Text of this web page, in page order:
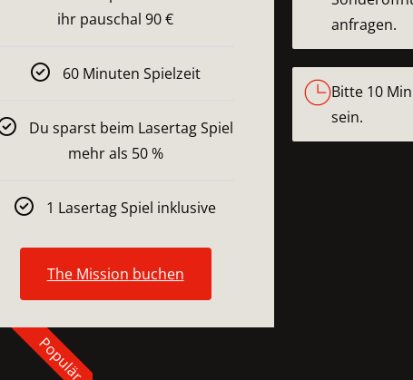
ihr pauschal 90 €
60 Minuten Spielzeit
Du sparst beim Lasertag Spiel
mehr als 50 %
1 Lasertag Spiel inklusive
The Mission buchen
Populär
anfragen.
Bitte 10
sein.